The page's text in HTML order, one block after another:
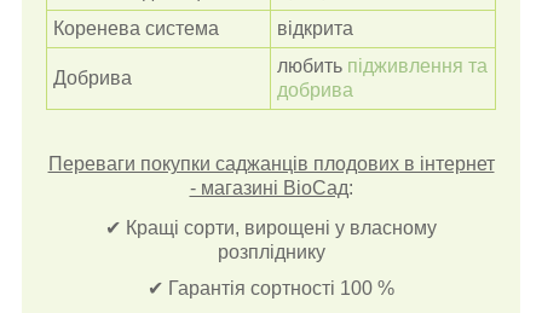
Коренева система
відкрита
Добрива
любить підживлення та
добрива
Переваги покупки саджанців плодових в інтернет
- магазині ВіоСад:
✔ Кращі сорти, вирощені у власному
розпліднику
✔ Гарантія сортності 100 %